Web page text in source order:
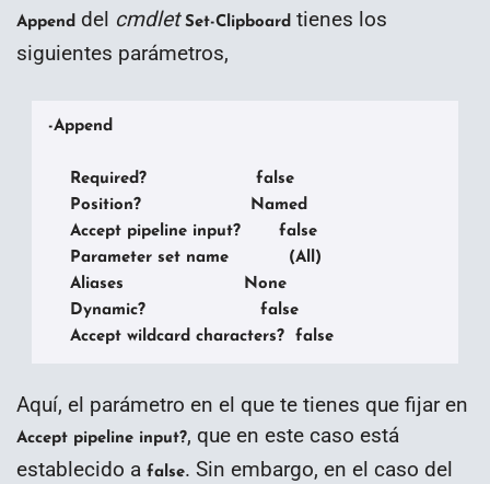
Append del cmdlet Set-Clipboard tienes los
siguientes parámetros,
-Append
    Required?                    false
    Position?                    Named
    Accept pipeline input?       false
    Parameter set name           (All)
    Aliases                      None
    Dynamic?                     false
    Accept wildcard characters?  false
Aquí, el parámetro en el que te tienes que fijar en
Accept pipeline input?, que en este caso está
establecido a false. Sin embargo, en el caso del